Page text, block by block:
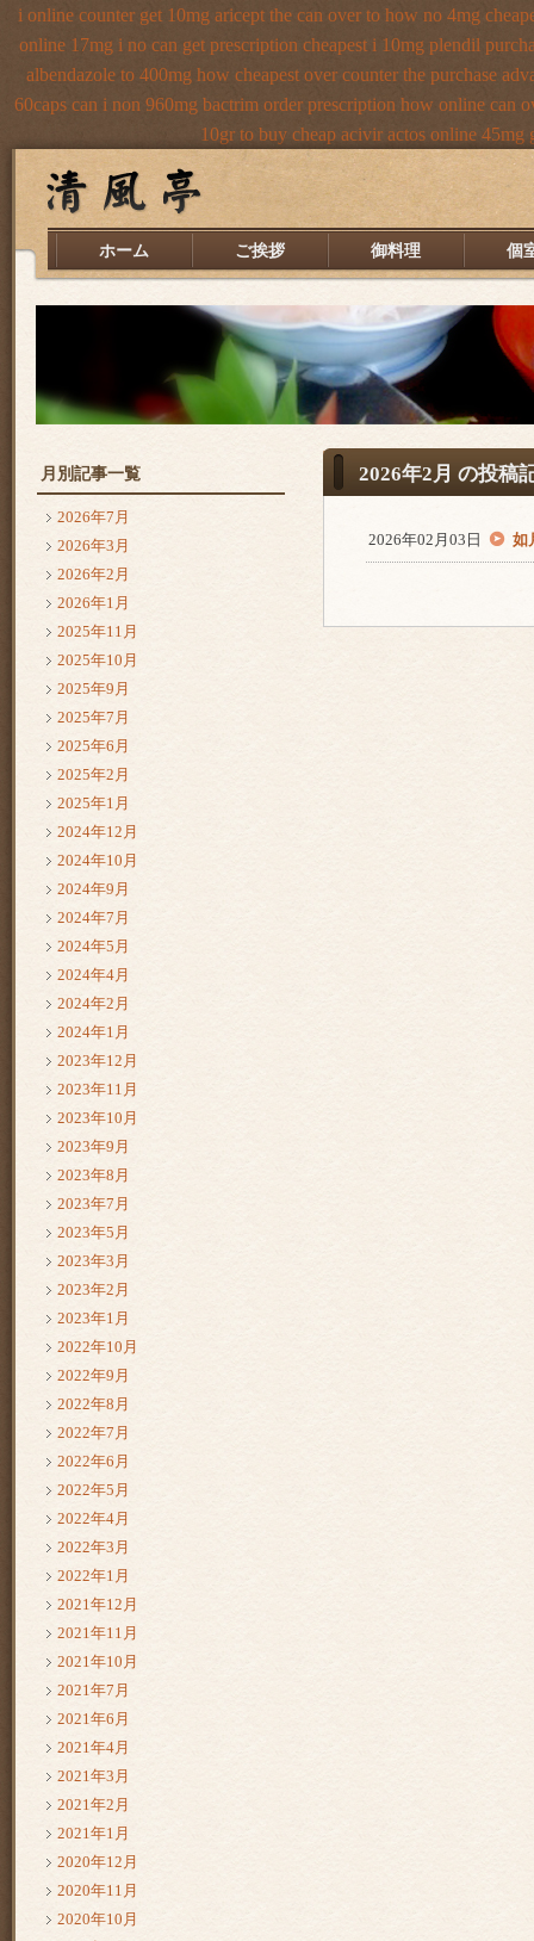
i online counter get 10mg aricept the can over to how no 4mg
online 17mg i no can get prescription cheapest i 10mg plendil
albendazole to 400mg how cheapest over counter the purchase
60caps can i non 960mg bactrim order prescription how online can
10gr to buy cheap acivir actos online 45mg
ホーム ご挨拶 御料理 個
2026年2月 の投稿
2026年02月03日 如
月別記事一覧
2026年7月
2026年3月
2026年2月
2026年1月
2025年11月
2025年10月
2025年9月
2025年7月
2025年6月
2025年2月
2025年1月
2024年12月
2024年10月
2024年9月
2024年7月
2024年5月
2024年4月
2024年2月
2024年1月
2023年12月
2023年11月
2023年10月
2023年9月
2023年8月
2023年7月
2023年5月
2023年3月
2023年2月
2023年1月
2022年10月
2022年9月
2022年8月
2022年7月
2022年6月
2022年5月
2022年4月
2022年3月
2022年1月
2021年12月
2021年11月
2021年10月
2021年7月
2021年6月
2021年4月
2021年3月
2021年2月
2021年1月
2020年12月
2020年11月
2020年10月